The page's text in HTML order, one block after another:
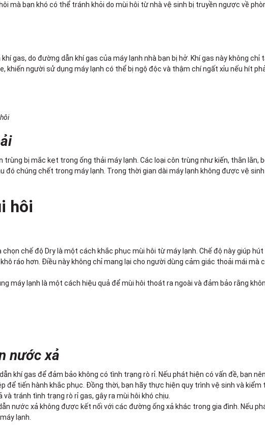
mà bạn khó có thể tránh khỏi do mùi hôi từ nhà vệ sinh bị truyền ngược về
gas, do đường dẫn khí gas của máy lạnh nhà bạn bị hở. Khí gas này không chỉ
khiến người sử dụng máy lạnh có thể bị ngộ độc và thậm chí ngất xỉu nếu hít
trùng bị mắc kẹt trong ống thải máy lạnh. Các loại côn trùng như kiến, thằn lằn,
đó chúng chết trong máy lạnh. Trong thời gian dài máy lạnh không được vệ
hôi
chế độ Dry là một cách khắc phục mùi hôi từ máy lạnh. Chế độ này giúp
ráo hơn. Điều này không chỉ mang lại cho người dùng cảm giác thoải mái mà
máy lạnh là một cách hiệu quả để mùi hôi thoát ra ngoài và đảm bảo rằng
nước xả
khí gas để đảm bảo không có tình trạng rò rỉ. Nếu phát hiện có vấn đề, bạn
để tiến hành khắc phục. Đồng thời, bạn hãy thực hiện quy trình vệ sinh và kiểm
tránh tình trạng rò rỉ gas, gây ra mùi hôi khó chịu.
nước xả không được kết nối với các đường ống xả khác trong gia đình. Nếu
lạnh.